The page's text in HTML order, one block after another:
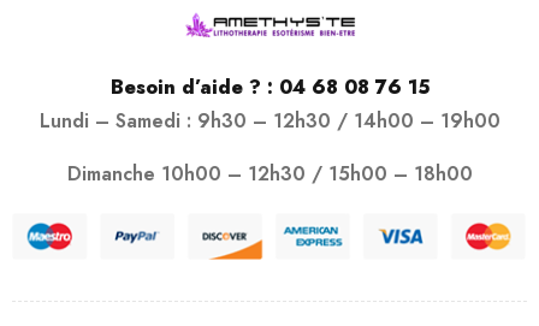
Besoin d’aide ? : 04 68 08 76 15
Lundi – Samedi : 9h30 – 12h30 / 14h00 – 19h00
Dimanche 10h00 – 12h30 / 15h00 – 18h00